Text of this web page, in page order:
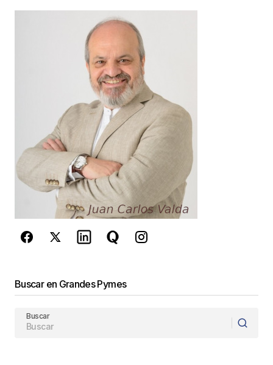
*
Guarda mi nombre, correo electrónico y web en
este navegador para la próxima vez que
Este sitio esta protegido por
reCAPTCHA y la
Política de
privacidady losTérminos del servicio
de Googlese aplican.
Enviar Comentario
Buscar en Grandes Pymes
Buscar